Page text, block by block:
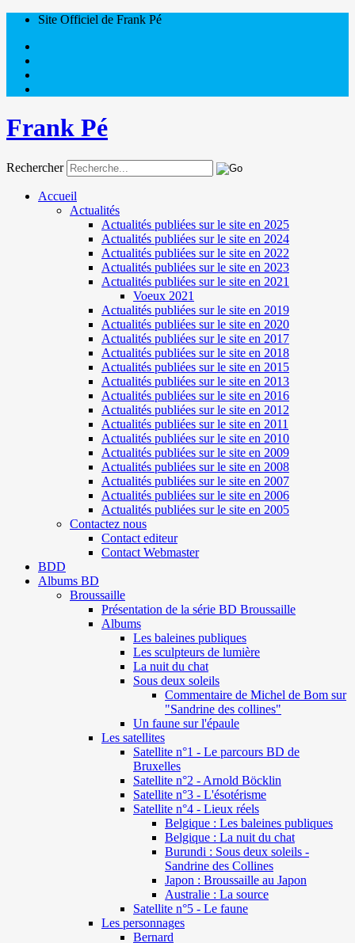
Site Officiel de Frank Pé
Frank Pé
Rechercher
Accueil
Actualités
Actualités publiées sur le site en 2025
Actualités publiées sur le site en 2024
Actualités publiées sur le site en 2022
Actualités publiées sur le site en 2023
Actualités publiées sur le site en 2021
Voeux 2021
Actualités publiées sur le site en 2019
Actualités publiées sur le site en 2020
Actualités publiées sur le site en 2017
Actualités publiées sur le site en 2018
Actualités publiées sur le site en 2015
Actualités publiées sur le site en 2013
Actualités publiées sur le site en 2016
Actualités publiées sur le site en 2012
Actualités publiées sur le site en 2011
Actualités publiées sur le site en 2010
Actualités publiées sur le site en 2009
Actualités publiées sur le site en 2008
Actualités publiées sur le site en 2007
Actualités publiées sur le site en 2006
Actualités publiées sur le site en 2005
Contactez nous
Contact editeur
Contact Webmaster
BDD
Albums BD
Broussaille
Présentation de la série BD Broussaille
Albums
Les baleines publiques
Les sculpteurs de lumière
La nuit du chat
Sous deux soleils
Commentaire de Michel de Bom sur
"Sandrine des collines"
Un faune sur l'épaule
Les satellites
Satellite n°1 - Le parcours BD de
Bruxelles
Satellite n°2 - Arnold Böcklin
Satellite n°3 - L'ésotérisme
Satellite n°4 - Lieux réels
Belgique : Les baleines publiques
Belgique : La nuit du chat
Burundi : Sous deux soleils -
Sandrine des Collines
Japon : Broussaille au Japon
Australie : La source
Satellite n°5 - Le faune
Les personnages
Bernard